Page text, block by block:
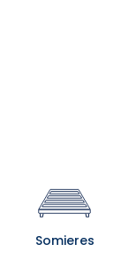
Somieres